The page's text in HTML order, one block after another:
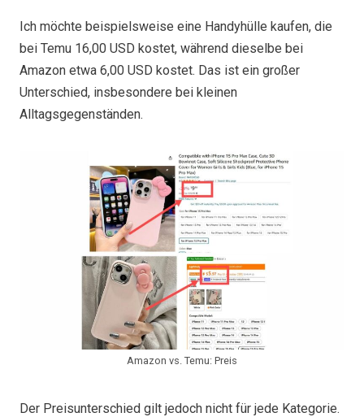
Ich möchte beispielsweise eine Handyhülle kaufen, die
bei Temu 16,00 USD kostet, während dieselbe bei
Amazon etwa 6,00 USD kostet. Das ist ein großer
Unterschied, insbesondere bei kleinen
Alltagsgegenständen.
Amazon vs. Temu: Preis
Der Preisunterschied gilt jedoch nicht für jede Kategorie.